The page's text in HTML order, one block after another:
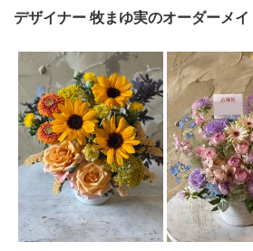
デザイナー 牧まゆ実のオーダーメイ